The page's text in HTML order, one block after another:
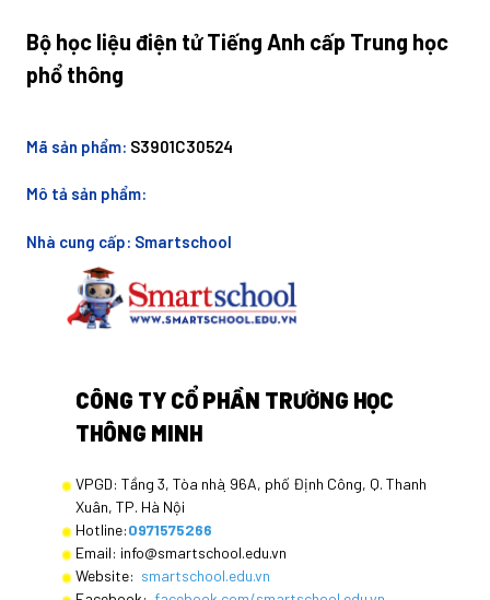
Bộ học liệu điện tử Tiếng Anh cấp Trung học
phổ thông
Mã sản phẩm: S3901C30524
Mô tả sản phẩm:
Nhà cung cấp: Smartschool
CÔNG TY CỔ PHẦN TRƯỜNG HỌC
THÔNG MINH
VPGD: Tầng 3, Tòa nhà ̣96A, phố Định Công, Q. Thanh
Xuân, TP. Hà Nội
Hotline:0971575266
Email: info@smartschool.edu.vn
Website: smartschool.edu.vn